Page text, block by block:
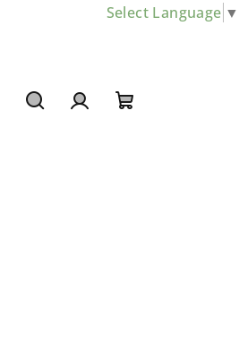
Select Language ▼